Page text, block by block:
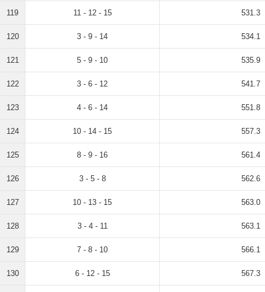
119 11 - 12 - 15 531.3
120 3 - 9 - 14 534.1
121 5 - 9 - 10 535.9
122 3 - 6 - 12 541.7
123 4 - 6 - 14 551.8
124 10 - 14 - 15 557.3
125 8 - 9 - 16 561.4
126 3 - 5 - 8 562.6
127 10 - 13 - 15 563.0
128 3 - 4 - 11 563.1
129 7 - 8 - 10 566.1
130 6 - 12 - 15 567.3